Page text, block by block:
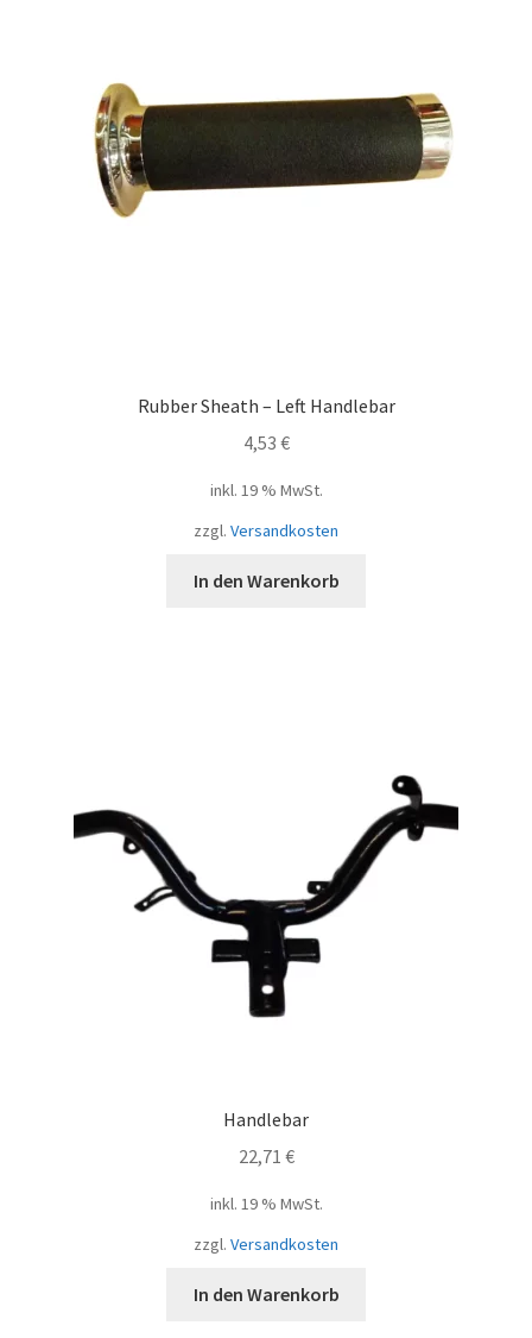
Rubber Sheath – Left Handlebar
4,53 €
inkl. 19 % MwSt.
zzgl. Versandkosten
In den Warenkorb
Handlebar
22,71 €
inkl. 19 % MwSt.
zzgl. Versandkosten
In den Warenkorb